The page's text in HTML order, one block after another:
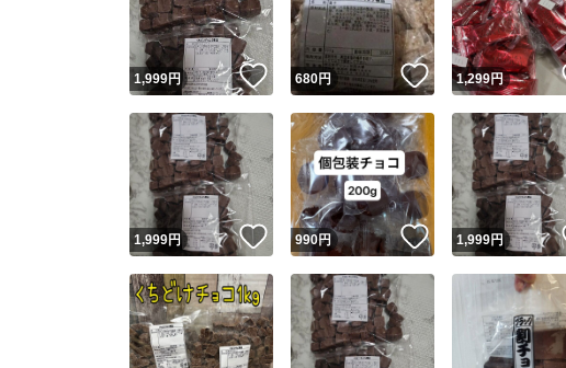
1,999円 いいね！
680円 いいね！
1,299円
1,999円 いいね！
990円 いいね！
1,999円